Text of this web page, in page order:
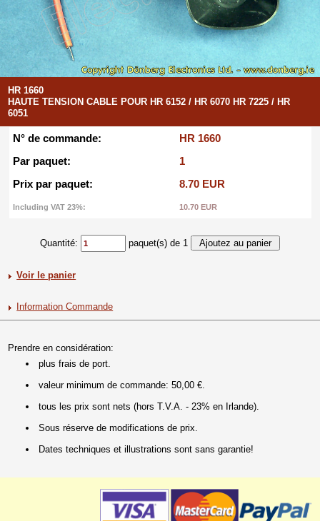
HR 1660
HAUTE TENSION CABLE POUR HR 6152 / HR 6070 HR 7225 / HR
6051
N° de commande:
HR 1660
Par paquet:
1
Prix par paquet:
8.70 EUR
Including VAT 23%: 10.70 EUR
Quantité: paquet(s) de 1
Voir le panier
Information Commande
Prendre en considération:
plus frais de port.
valeur minimum de commande: 50,00 €.
tous les prix sont nets (hors T.V.A. - 23% en Irlande).
Sous réserve de modifications de prix.
Dates techniques et illustrations sont sans garantie!